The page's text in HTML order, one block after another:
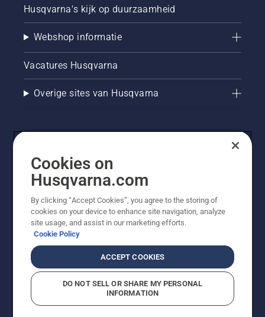
Husqvarna's kijk op duurzaamheid
Webshop informatie
Vacatures Husqvarna
Overige sites van Husqvarna
© Husqvarna AB (publ). Alle rechten voorbehouden. De
getoonde prijzen zijn consumentenadviesprijzen. Alle
tenzij het product beschikbaar is voor directe aankoop.
Cookiebeleid
Imprint
Meld vermoedelijke schendingen
Cookies on
Husqvarna.com
By clicking “Accept Cookies”, you agree to the storing of
cookies on your device to enhance site navigation, analyze
site usage, and assist in our marketing efforts.
Cookie Policy
ACCEPT COOKIES
DO NOT SELL OR SHARE MY PERSONAL
INFORMATION